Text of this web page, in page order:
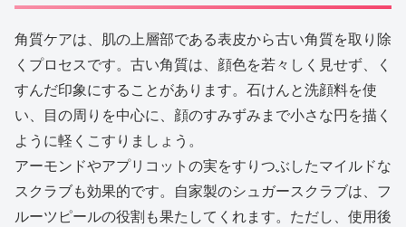
角質ケアは、肌の上層部である表皮から古い角質を取り除
くプロセスです。古い角質は、顔色を若々しく見せず、く
すんだ印象にすることがあります。石けんと洗顔料を使
い、目の周りを中心に、顔のすみずみまで小さな円を描く
ように軽くこすりましょう。
アーモンドやアプリコットの実をすりつぶしたマイルドな
スクラブも効果的です。自家製のシュガースクラブは、フ
ルーツピールの役割も果たしてくれます。ただし、使用後